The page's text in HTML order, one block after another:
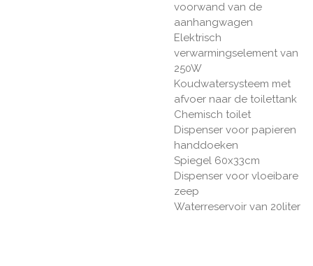
voorwand van de
aanhangwagen
Elektrisch
verwarmingselement van
250W
Koudwatersysteem met
afvoer naar de toilettank
Chemisch toilet
Dispenser voor papieren
handdoeken
Spiegel 60x33cm
Dispenser voor vloeibare
zeep
Waterreservoir van 20liter